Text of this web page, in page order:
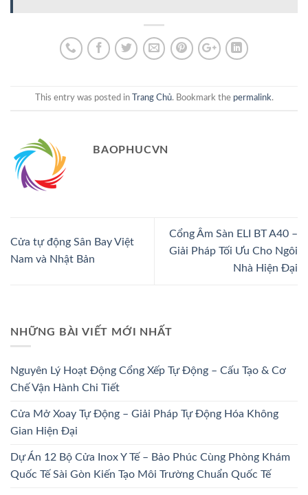
This entry was posted in Trang Chủ. Bookmark the permalink.
BAOPHUCVN
Cửa tự động Sân Bay Việt
Nam và Nhật Bản
Cổng Âm Sàn ELI BT A40 –
Giải Pháp Tối Ưu Cho Ngôi
Nhà Hiện Đại
NHỮNG BÀI VIẾT MỚI NHẤT
Nguyên Lý Hoạt Động Cổng Xếp Tự Động – Cấu Tạo & Cơ
Chế Vận Hành Chi Tiết
Cửa Mở Xoay Tự Động – Giải Pháp Tự Động Hóa Không
Gian Hiện Đại
Dự Án 12 Bộ Cửa Inox Y Tế – Bảo Phúc Cùng Phòng Khám
Quốc Tế Sài Gòn Kiến Tạo Môi Trường Chuẩn Quốc Tế